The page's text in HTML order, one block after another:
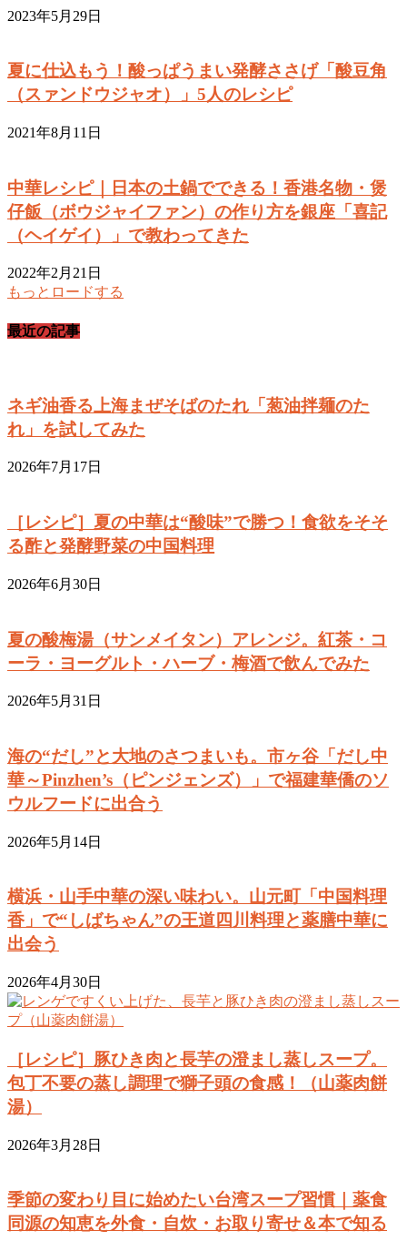
2023年5月29日
夏に仕込もう！酸っぱうまい発酵ささげ「酸豆角
（スァンドウジャオ）」5人のレシピ
2021年8月11日
中華レシピ｜日本の土鍋でできる！香港名物・煲
仔飯（ボウジャイファン）の作り方を銀座「喜記
（ヘイゲイ）」で教わってきた
2022年2月21日
もっとロードする
最近の記事
ネギ油香る上海まぜそばのたれ「葱油拌麺のた
れ」を試してみた
2026年7月17日
［レシピ］夏の中華は“酸味”で勝つ！食欲をそそ
る酢と発酵野菜の中国料理
2026年6月30日
夏の酸梅湯（サンメイタン）アレンジ。紅茶・コ
ーラ・ヨーグルト・ハーブ・梅酒で飲んでみた
2026年5月31日
海の“だし”と大地のさつまいも。市ヶ谷「だし中
華～Pinzhen’s（ピンジェンズ）」で福建華僑のソ
ウルフードに出合う
2026年5月14日
横浜・山手中華の深い味わい。山元町「中国料理
香」で“しばちゃん”の王道四川料理と薬膳中華に
出会う
2026年4月30日
［レシピ］豚ひき肉と長芋の澄まし蒸しスープ。
包丁不要の蒸し調理で獅子頭の食感！（山薬肉餅
湯）
2026年3月28日
季節の変わり目に始めたい台湾スープ習慣｜薬食
同源の知恵を外食・自炊・お取り寄せ＆本で知る